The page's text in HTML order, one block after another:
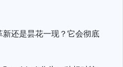
还是昙花一现？它会彻底